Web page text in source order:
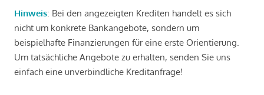
Hinweis: Bei den angezeigten Krediten handelt es sich
nicht um konkrete Bankangebote, sondern um
beispielhafte Finanzierungen für eine erste Orientierung.
Um tatsächliche Angebote zu erhalten, senden Sie uns
einfach eine unverbindliche Kreditanfrage!